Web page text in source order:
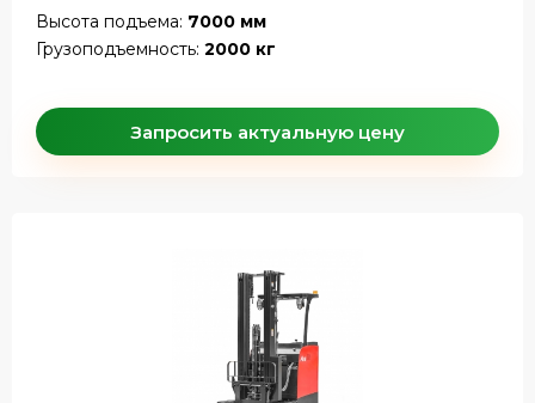
Высота подъема: 7000 мм
Грузоподъемность: 2000 кг
Запросить актуальную цену